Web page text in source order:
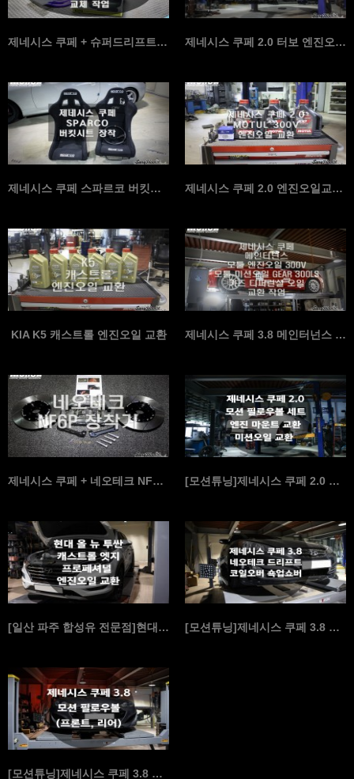
제네시스 쿠페 + 슈퍼드리프트 블로우 오프 밸브 (BO… 제네시스 쿠페 2.0 터보 엔진오일 교환 및 브램보 브…
제네시스 쿠페 스파르코 버킷시트 장착 제네시스 쿠페 2.0 엔진오일교환 300V
KIA K5 캐스트롤 엔진오일 교환 제네시스 쿠페 3.8 메인터넌스 모툴 엔진오일, 모툴 …
제네시스 쿠페 + 네오테크 NF6P 장착기 [모션튜닝]제네시스 쿠페 2.0 모션 필로우볼 세트교환…
[일산 파주 합성유 전문점]현대 올 뉴 투싼 캐스트롤 … [모션튜닝]제네시스 쿠페 3.8 네오테크 엔써 드리프트…
[모션튜닝]제네시스 쿠페 3.8 모션 필로우볼 (프론트…